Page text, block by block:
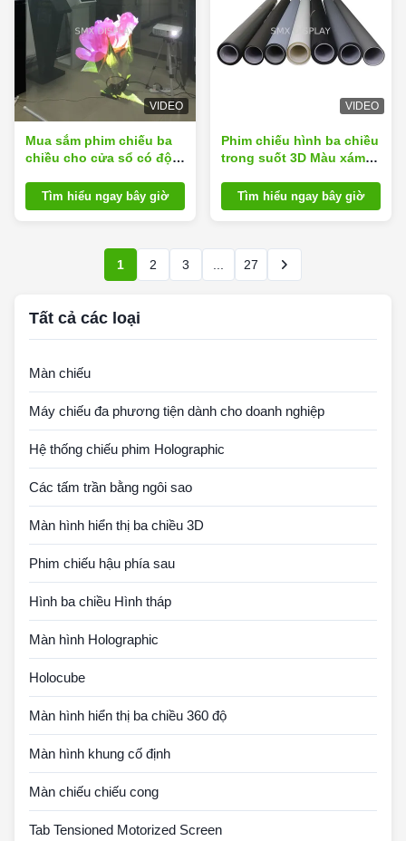
VIDEO
Mua sắm phim chiếu ba
chiều cho cửa sổ có độ
để quảng cáo
Tìm hiểu ngay bây giờ
VIDEO
Phim chiếu hình ba chiều
trong suốt 3D Màu xám
sổ hình ba chiều Lá cửa
sổ
Tìm hiểu ngay bây giờ
1 2 3 27
Tất cả các loại
Màn chiếu
Máy chiếu đa phương tiện dành cho doanh nghiệp
Hệ thống chiếu phim Holographic
Các tấm trần bằng ngôi sao
Màn hình hiển thị ba chiều 3D
Phim chiếu hậu phía sau
Hình ba chiều Hình tháp
Màn hình Holographic
Holocube
Màn hình hiển thị ba chiều 360 độ
Màn hình khung cố định
Màn chiếu chiếu cong
Tab Tensioned Motorized Screen